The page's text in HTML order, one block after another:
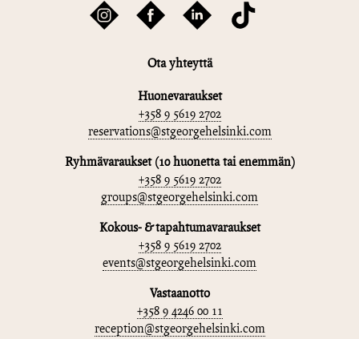
Ota yhteyttä
Huonevaraukset
+358 9 5619 2702
reservations@stgeorgehelsinki.com
Ryhmävaraukset (10 huonetta tai enemmän)
+358 9 5619 2702
groups@stgeorgehelsinki.com
Kokous- & tapahtumavaraukset
+358 9 5619 2702
events@stgeorgehelsinki.com
Vastaanotto
+358 9 4246 00 11
reception@stgeorgehelsinki.com